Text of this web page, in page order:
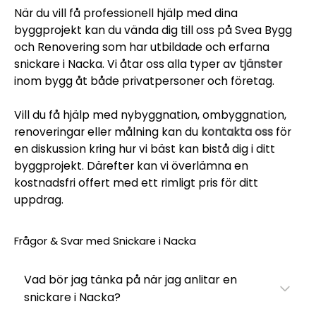
När du vill få professionell hjälp med dina
byggprojekt kan du vända dig till oss på Svea Bygg
och Renovering som har utbildade och erfarna
snickare i Nacka. Vi åtar oss alla typer av tjänster
inom bygg åt både privatpersoner och företag.
Vill du få hjälp med nybyggnation, ombyggnation,
renoveringar eller målning kan du kontakta oss för
en diskussion kring hur vi bäst kan bistå dig i ditt
byggprojekt. Därefter kan vi överlämna en
kostnadsfri offert med ett rimligt pris för ditt
uppdrag.
Frågor & Svar med Snickare i Nacka
Vad bör jag tänka på när jag anlitar en
snickare i Nacka?